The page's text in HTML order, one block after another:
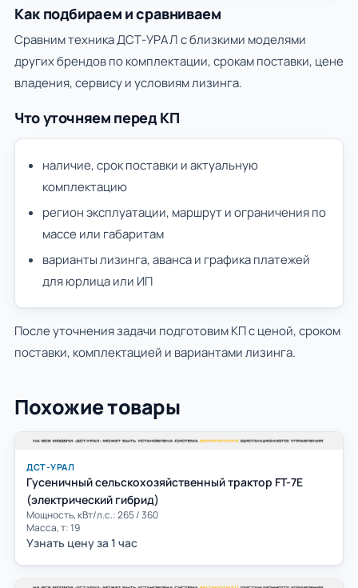
Как подбираем и сравниваем
Сравним техника ДСТ-УРАЛ с близкими моделями
других брендов по комплектации, срокам поставки, цене
владения, сервису и условиям лизинга.
Что уточняем перед КП
наличие, срок поставки и актуальную
комплектацию
регион эксплуатации, маршрут и ограничения по
массе или габаритам
варианты лизинга, аванса и графика платежей
для юрлица или ИП
После уточнения задачи подготовим КП с ценой, сроком
поставки, комплектацией и вариантами лизинга.
Похожие товары
ДСТ-УРАЛ
Гусеничный сельскохозяйственный трактор FT-7E
(электрический гибрид)
Мощность, кВт/л.с.: 265 / 360
Масса, т: 19
Узнать цену за 1 час